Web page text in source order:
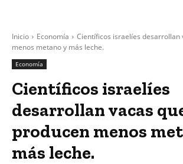
Inicio Economía
Científicos israelíes desarrollan
menos metano y más leche.
Economía
Científicos israelíes
desarrollan vacas
producen menos
más leche.